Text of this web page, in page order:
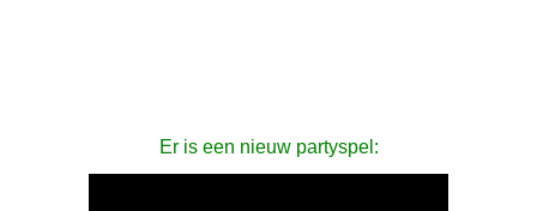
Er is een nieuw partyspel: